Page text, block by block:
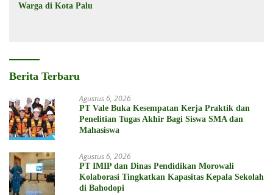
Warga di Kota Palu
Berita Terbaru
Agustus 6, 2026
PT Vale Buka Kesempatan Kerja Praktik dan
Penelitian Tugas Akhir Bagi Siswa SMA dan
Mahasiswa
Agustus 6, 2026
PT IMIP dan Dinas Pendidikan Morowali
Kolaborasi Tingkatkan Kapasitas Kepala Sekolah
di Bahodopi